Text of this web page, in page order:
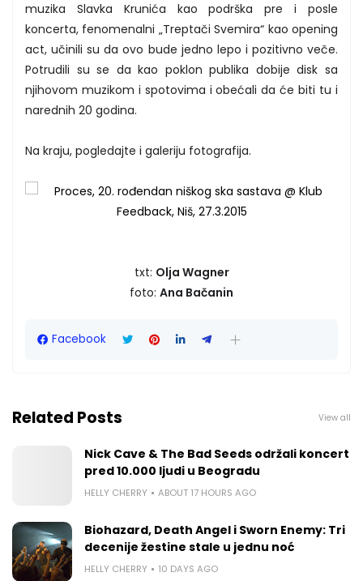
muzika Slavka Krunića kao podrška pre i posle
koncerta, fenomenalni „Treptači Svemira“ kao opening
act, učinili su da ovo bude jedno lepo i pozitivno veče.
Potrudili su se da kao poklon publika dobije disk sa
njihovom muzikom i spotovima i obećali da će biti tu i
narednih 20 godina.
Na kraju, pogledajte i galeriju fotografija.
txt: Olja Wagner
foto: Ana Bačanin
Facebook
Related Posts View all
Nick Cave & The Bad Seeds održali koncert
pred 10.000 ljudi u Beogradu
HELLY CHERRY ABOUT 17 HOURS AGO
Biohazard, Death Angel i Sworn Enemy: Tri
decenije žestine stale u jednu noć
HELLY CHERRY 10 DAYS AGO